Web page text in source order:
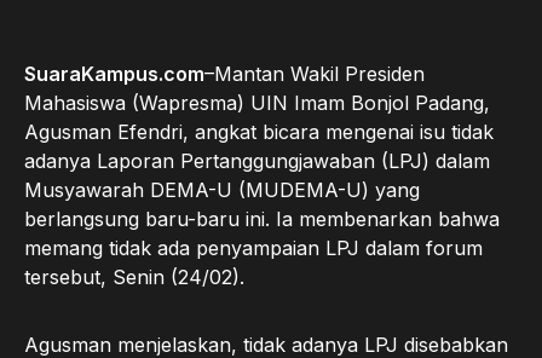
SuaraKampus.com–Mantan Wakil Presiden
Mahasiswa (Wapresma) UIN Imam Bonjol Padang,
Agusman Efendri, angkat bicara mengenai isu tidak
adanya Laporan Pertanggungjawaban (LPJ) dalam
Musyawarah DEMA-U (MUDEMA-U) yang
berlangsung baru-baru ini. Ia membenarkan bahwa
memang tidak ada penyampaian LPJ dalam forum
tersebut, Senin (24/02).
Agusman menjelaskan, tidak adanya LPJ disebabkan